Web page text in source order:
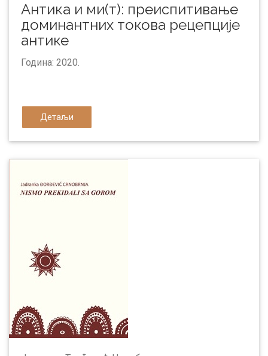
Антика и ми(т): преиспитивање
доминантних токова рецепције
антике
Година: 2020.
Детаљи